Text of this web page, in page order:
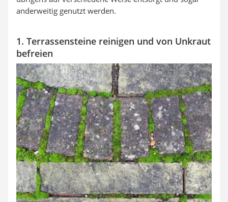
anderweitig genutzt werden.
1. Terrassensteine reinigen und von Unkraut
befreien